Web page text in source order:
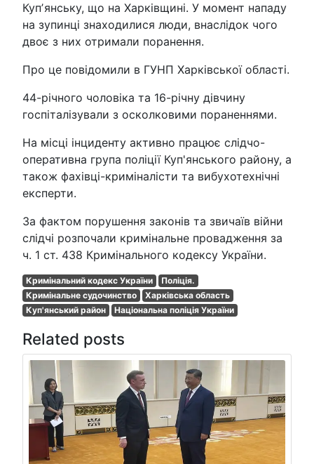
Купʼянську, що на Харківщині. У момент нападу
на зупинці знаходилися люди, внаслідок чого
двоє з них отримали поранення.
Про це повідомили в ГУНП Харківської області.
44-річного чоловіка та 16-річну дівчину
госпіталізували з осколковими пораненнями.
На місці інциденту активно працює слідчо-
оперативна група поліції Куп'янського району, а
також фахівці-криміналісти та вибухотехнічні
експерти.
За фактом порушення законів та звичаїв війни
слідчі розпочали кримінальне провадження за
ч. 1 ст. 438 Кримінального кодексу України.
Кримінальний кодекс України
Поліція.
Кримінальне судочинство
Харківська область
Куп'янський район
Національна поліція України
Related posts